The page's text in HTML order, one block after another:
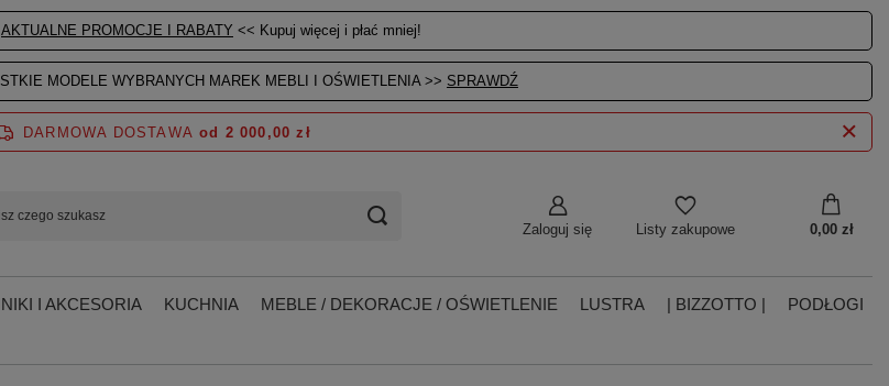
AKTUALNE PROMOCJE I RABATY << Kupuj więcej i płać mniej!
MODELE WYBRANYCH MAREK MEBLI I OŚWIETLENIA >> SPRAWDŹ
Zaloguj się Listy zakupowe 0,00 zł
DARMOWA DOSTAWA od 2 000,00 zł
I AKCESORIA KUCHNIA MEBLE / DEKORACJE / OŚWIETLENIE LUSTRA | BIZZOTTO |
PODŁOGI